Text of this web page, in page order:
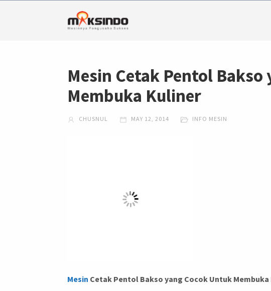
Mesin Cetak Pentol
Membuka Kuliner
CHUSNUL MAY 12, 2014 INFO MESIN
Mesin Cetak Pentol Bakso yang Cocok Untuk